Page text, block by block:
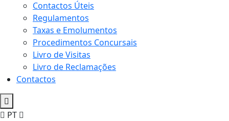
Contactos Úteis
Regulamentos
Taxas e Emolumentos
Procedimentos Concursais
Livro de Visitas
Livro de Reclamações
Contactos
PT